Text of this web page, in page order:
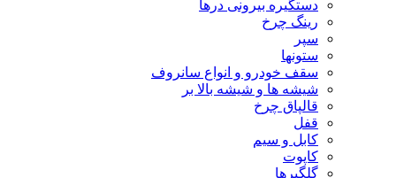
دستگیره بیرونی درها
رینگ چرخ
سپر
ستونها
سقف خودرو و انواع سانروف
شیشه ها و شیشه بالا بر
قالپاق چرخ
قفل
کابل و سیم
کاپوت
گلگیرها